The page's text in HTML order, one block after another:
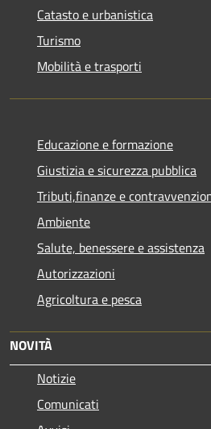
Catasto e urbanistica
Turismo
Mobilità e trasporti
Educazione e formazione
Giustizia e sicurezza pubblica
Tributi,finanze e
Ambiente
Salute, benessere e assistenza
Autorizzazioni
Agricoltura e pesca
NOVITÀ
Notizie
Comunicati